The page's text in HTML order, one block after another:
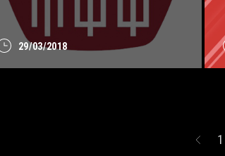
29/03/2018
1